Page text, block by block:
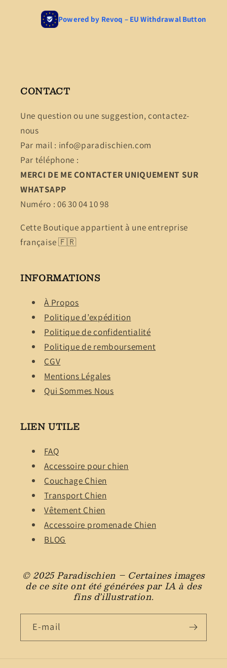
CONTACT
Une question ou une suggestion, contactez-
nous
Par mail : info@paradischien.com
Par téléphone :
MERCI DE ME CONTACTER UNIQUEMENT SUR
WHATSAPP
Numéro : 06 30 04 10 98
Cette Boutique appartient à une entreprise
française 🇫🇷
INFORMATIONS
À Propos
Politique d’expédition
Politique de confidentialité
Politique de remboursement
CGV
Mentions Légales
Qui Sommes Nous
LIEN UTILE
FAQ
Accessoire pour chien
Couchage Chien
Transport Chien
Vêtement Chien
Accessoire promenade Chien
BLOG
© 2025 Paradischien – Certaines images
de ce site ont été générées par IA à des
fins d’illustration.
E-mail